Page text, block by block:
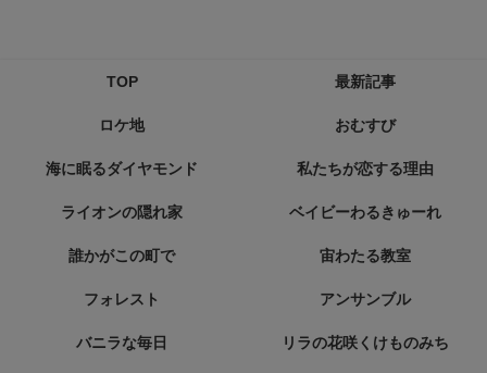
TOP 最新記事
ロケ地 おむすび
海に眠るダイヤモンド 私たちが恋する理由
ライオンの隠れ家 ベイビーわるきゅーれ
誰かがこの町で 宙わたる教室
フォレスト アンサンブル
バニラな毎日 リラの花咲くけものみち